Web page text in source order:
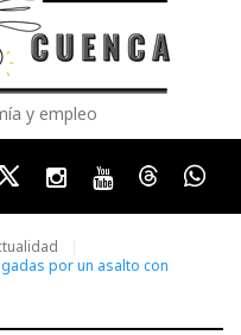
y empleo
TwitterInstagram
YoutubeThreads
por un asalto con